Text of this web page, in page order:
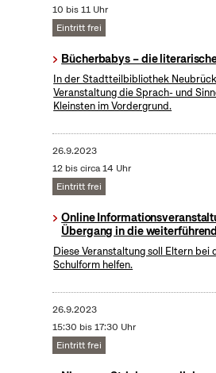
10 bis 11 Uhr
Eintritt frei
Bücherbabys – die
In der Stadtteilbibliothek
Veranstaltung die Sprach- und
Kleinsten im Vordergrund.
26.9.2023
12 bis circa 14 Uhr
Eintritt frei
Online
Übergang in die
Diese Veranstaltung soll Eltern bei
Schulform helfen.
26.9.2023
15:30 bis 17:30 Uhr
Eintritt frei